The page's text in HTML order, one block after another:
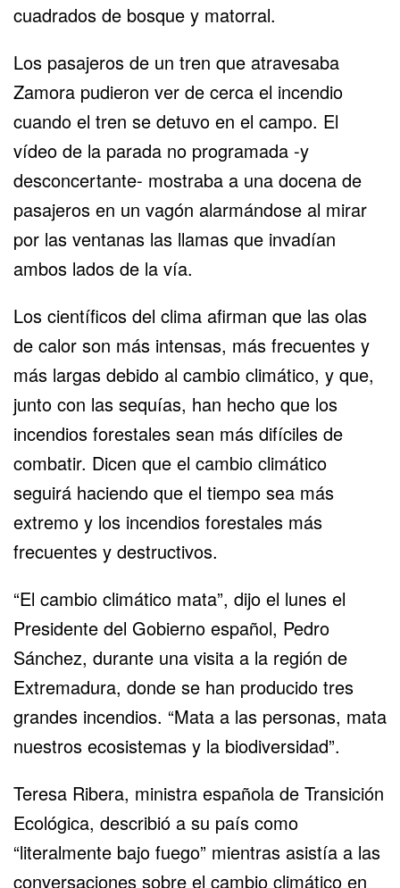
cuadrados de bosque y matorral.
Los pasajeros de un tren que atravesaba
Zamora pudieron ver de cerca el incendio
cuando el tren se detuvo en el campo. El
vídeo de la parada no programada -y
desconcertante- mostraba a una docena de
pasajeros en un vagón alarmándose al mirar
por las ventanas las llamas que invadían
ambos lados de la vía.
Los científicos del clima afirman que las olas
de calor son más intensas, más frecuentes y
más largas debido al cambio climático, y que,
junto con las sequías, han hecho que los
incendios forestales sean más difíciles de
combatir. Dicen que el cambio climático
seguirá haciendo que el tiempo sea más
extremo y los incendios forestales más
frecuentes y destructivos.
“El cambio climático mata”, dijo el lunes el
Presidente del Gobierno español, Pedro
Sánchez, durante una visita a la región de
Extremadura, donde se han producido tres
grandes incendios. “Mata a las personas, mata
nuestros ecosistemas y la biodiversidad”.
Teresa Ribera, ministra española de Transición
Ecológica, describió a su país como
“literalmente bajo fuego” mientras asistía a las
conversaciones sobre el cambio climático en